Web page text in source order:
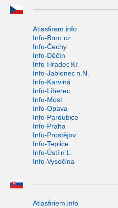
Atlasfirem.info
Info-Brno.cz
Info-Čechy
Info-Děčín
Info-Hradec Kr.
Info-Jablonec n.N.
Info-Karviná
Info-Liberec
Info-Most
Info-Opava
Info-Pardubice
Info-Praha
Info-Prostějov
Info-Teplice
Info-Ústí n.L.
Info-Vysočina
Atlasfiriem.info